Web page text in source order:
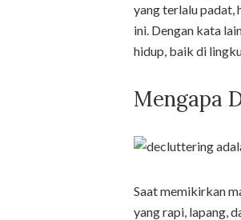
yang terlalu padat,
ini. Dengan kata
hidup, baik di
Mengapa
Saat memikirkan
yang rapi, lapang,